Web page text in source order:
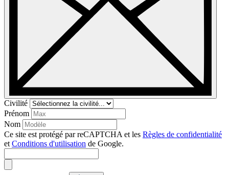
Civilité
Prénom
Nom
Ce site est protégé par reCAPTCHA et les Règles de confidentialité
et Conditions d'utilisation de Google.